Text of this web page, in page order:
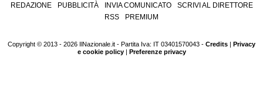
REDAZIONE PUBBLICITÀ INVIA COMUNICATO
SCRIVI AL DIRETTORE
RSS
PREMIUM
Copyright © 2013 - 2026 IlNazionale.it - Partita Iva: IT 03401570043 - Credits | Privacy
e cookie policy| Preferenze privacy